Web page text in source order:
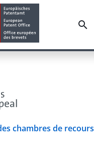
chambres de recours